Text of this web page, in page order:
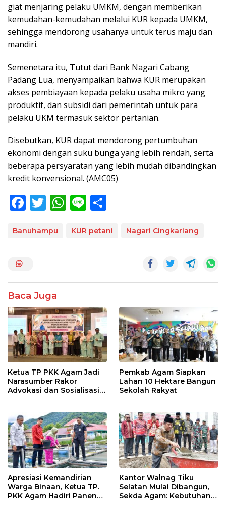
giat menjaring pelaku UMKM, dengan memberikan
kemudahan-kemudahan melalui KUR kepada UMKM,
sehingga mendorong usahanya untuk terus maju dan
mandiri.
Semenetara itu, Tutut dari Bank Nagari Cabang
Padang Lua, menyampaikan bahwa KUR merupakan
akses pembiayaan kepada pelaku usaha mikro yang
produktif, dan subsidi dari pemerintah untuk para
pelaku UKM termasuk sektor pertanian.
Disebutkan, KUR dapat mendorong pertumbuhan
ekonomi dengan suku bunga yang lebih rendah, serta
beberapa persyaratan yang lebih mudah dibandingkan
kredit konvensional. (AMC05)
F
e
o
k
T
itt
W
at
p
Li
e ar
Banuhampu KUR petani Nagari Cingkariang
Baca Juga
Ketua TP PKK Agam Jadi
Narasumber Rakor
Advokasi dan Sosialisasi
Pemkab Agam Siapkan
Lahan 10 Hektare Bangun
Sekolah Rakyat
Apresiasi Kemandirian
Warga Binaan, Ketua TP.
PKK Agam Hadiri Panen
Kantor Walnag Tiku
Selatan Mulai Dibangun,
Sekda Agam: Kebutuhan